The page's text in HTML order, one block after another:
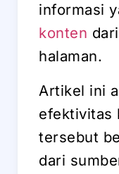
informasi
konten
halaman.
Artikel ini
efektivitas
tersebut
dari